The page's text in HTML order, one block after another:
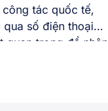
tác quốc tế,
số điện thoại
quan trọng để nhận